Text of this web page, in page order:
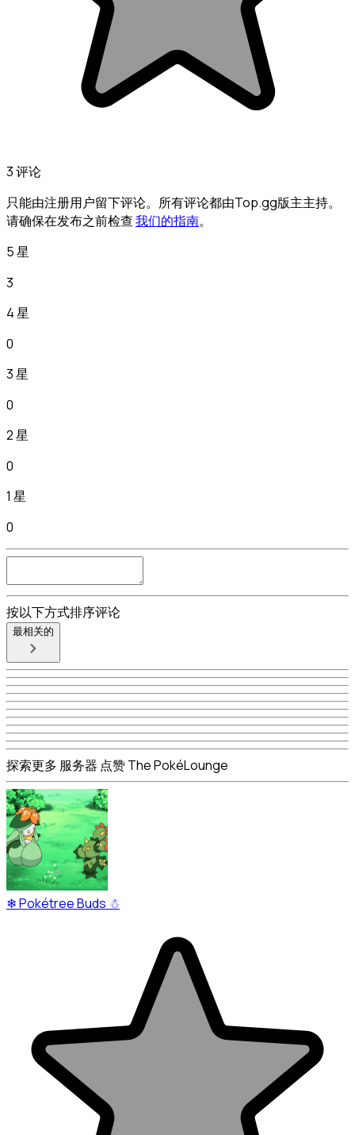
3 评论
只能由注册用户留下评论。所有评论都由Top.gg版主主持。
请确保在发布之前检查我们的指南。
5 星
3
4 星
0
3 星
0
2 星
0
1 星
0
按以下方式排序评论
最相关的
探索更多 服务器 点赞 The PokéLounge
❄ Pokétree Buds ☃